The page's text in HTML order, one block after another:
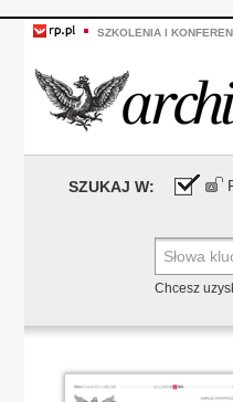
SZKOLENIA I
SZUKAJ W:
Chcesz